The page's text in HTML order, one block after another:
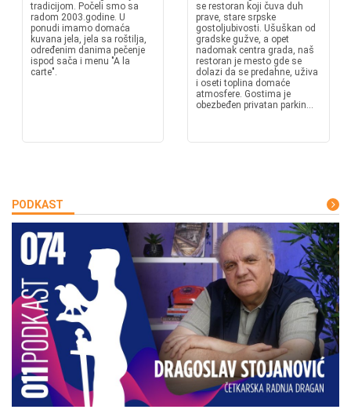
tradicijom. Počeli smo sa
radom 2003.godine. U
ponudi imamo domaća
kuvana jela, jela sa roštilja,
određenim danima pečenje
ispod sača i menu "A la
carte".
se restoran koji čuva duh
prave, stare srpske
gostoljubivosti. Ušuškan od
gradske gužve, a opet
nadomak centra grada, naš
restoran je mesto gde se
dolazi da se predahne, uživa
i oseti toplina domaće
atmosfere. Gostima je
obezbeđen privatan parkin...
PODKAST